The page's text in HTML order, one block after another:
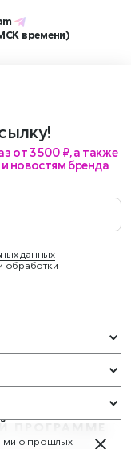
времени)
от 3 500 ₽, а также
новостям бренда
данных
обработки
ПРОГРАММЕ
о прошлых